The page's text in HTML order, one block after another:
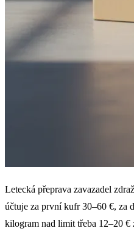
Letecká přeprava zavazadel
účtuje za první kufr 30–60 €, za
kilogram nad limit třeba 12–20